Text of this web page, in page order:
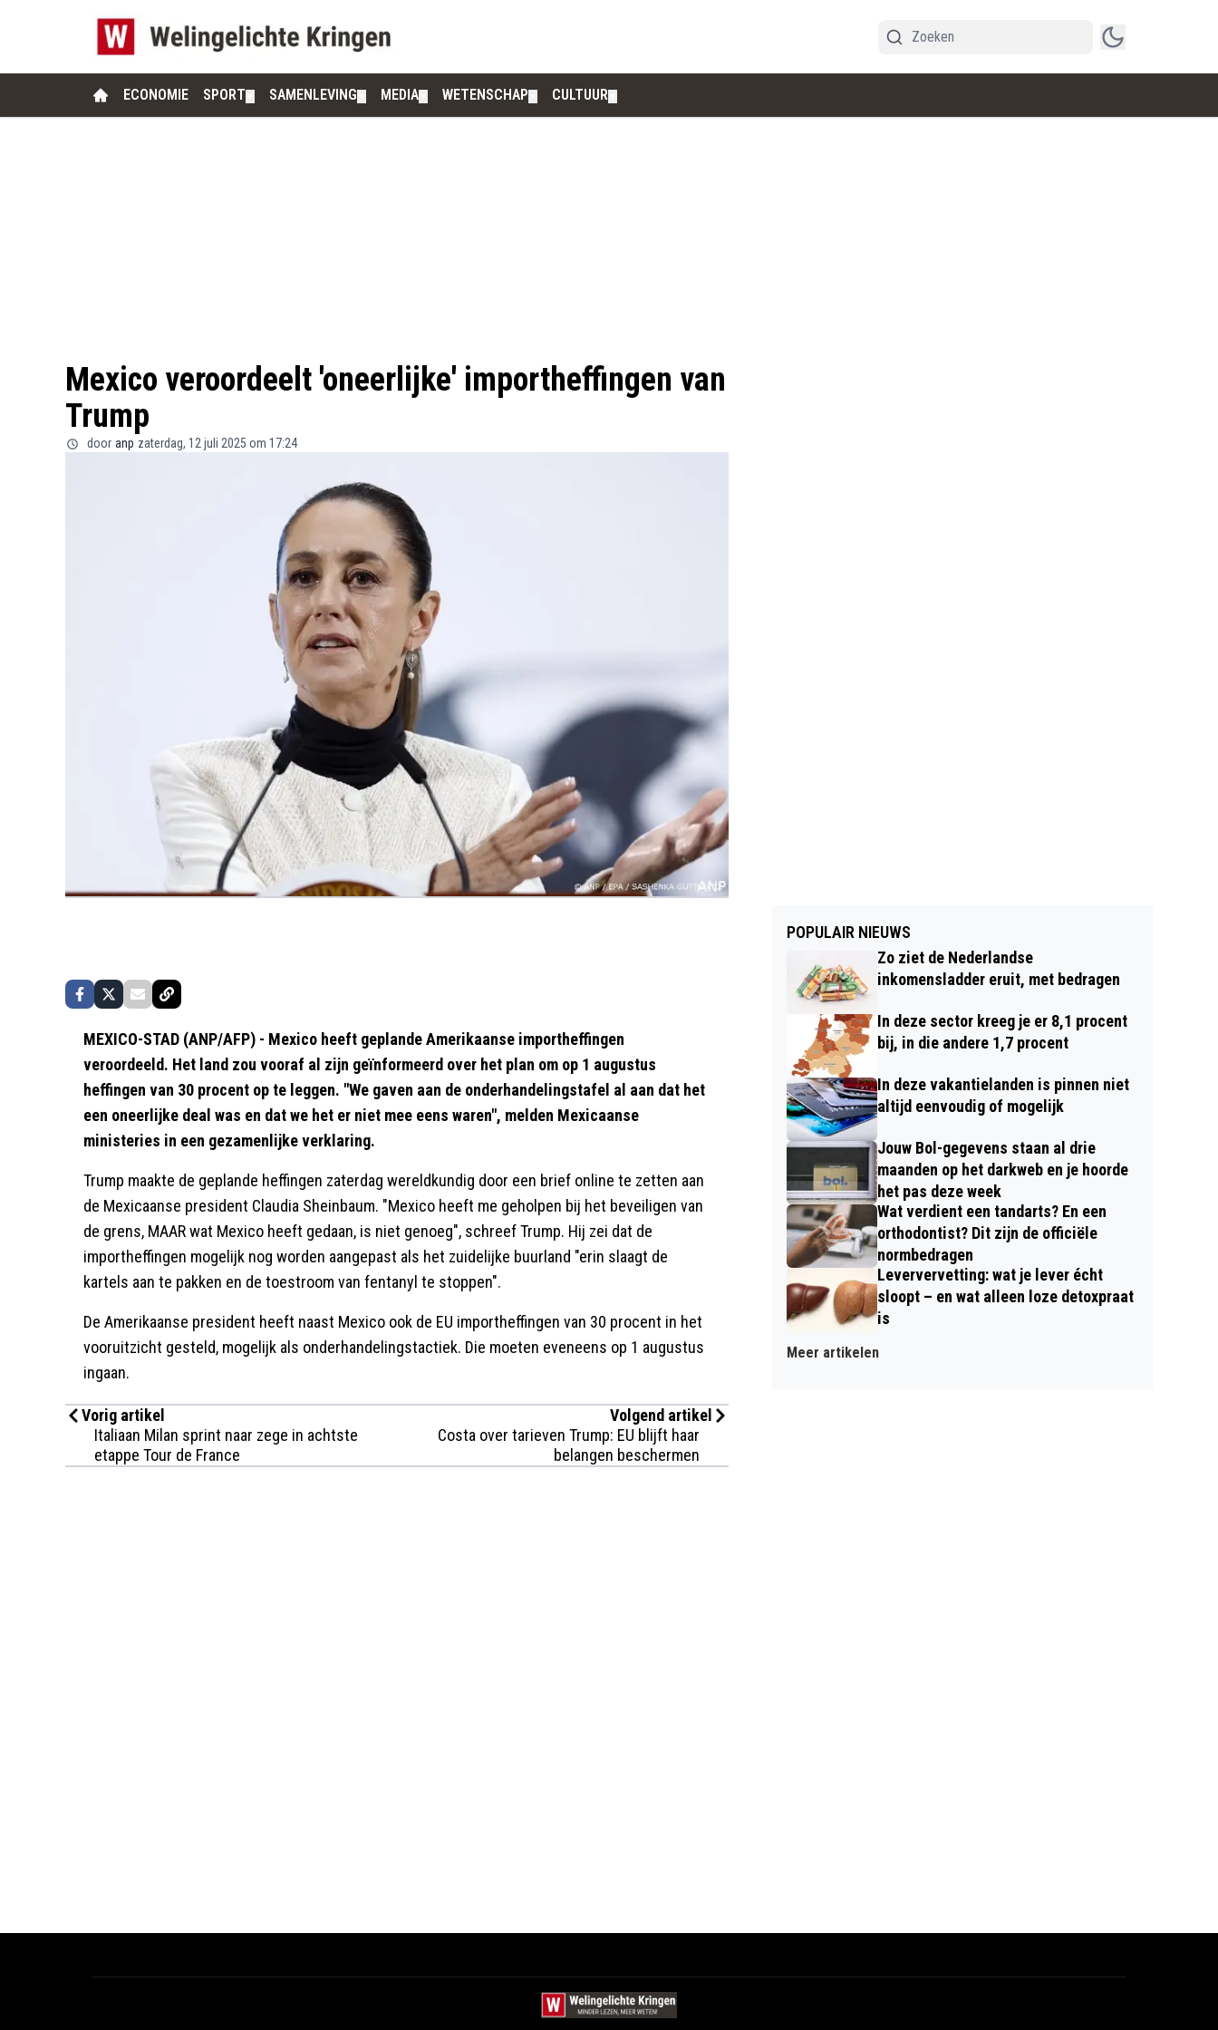
ECONOMIE SPORT SAMENLEVING MEDIA WETENSCHAP CULTUUR
Mexico veroordeelt 'oneerlijke' importheffingen van
Trump
door anp zaterdag, 12 juli 2025 om 17:24
MEXICO-STAD (ANP/AFP) - Mexico heeft geplande Amerikaanse importheffingen
veroordeeld. Het land zou vooraf al zijn geïnformeerd over het plan om op 1 augustus
heffingen van 30 procent op te leggen. "We gaven aan de onderhandelingstafel al aan dat het
een oneerlijke deal was en dat we het er niet mee eens waren", melden Mexicaanse
ministeries in een gezamenlijke verklaring.
Trump maakte de geplande heffingen zaterdag wereldkundig door een brief online te zetten aan
de Mexicaanse president Claudia Sheinbaum. "Mexico heeft me geholpen bij het beveiligen van
de grens, MAAR wat Mexico heeft gedaan, is niet genoeg", schreef Trump. Hij zei dat de
importheffingen mogelijk nog worden aangepast als het zuidelijke buurland "erin slaagt de
kartels aan te pakken en de toestroom van fentanyl te stoppen".
De Amerikaanse president heeft naast Mexico ook de EU importheffingen van 30 procent in het
vooruitzicht gesteld, mogelijk als onderhandelingstactiek. Die moeten eveneens op 1 augustus
ingaan.
Vorig artikel
Italiaan Milan sprint naar zege in achtste
etappe Tour de France
Volgend artikel
Costa over tarieven Trump: EU blijft haar
belangen beschermen
POPULAIR NIEUWS
Zo ziet de Nederlandse
inkomensladder eruit, met bedragen
In deze sector kreeg je er 8,1 procent
bij, in die andere 1,7 procent
In deze vakantielanden is pinnen niet
altijd eenvoudig of mogelijk
Jouw Bol-gegevens staan al drie
maanden op het darkweb en je hoorde
het pas deze week
Wat verdient een tandarts? En een
orthodontist? Dit zijn de officiële
normbedragen
Leververvetting: wat je lever écht
sloopt – en wat alleen loze detoxpraat
is
Meer artikelen